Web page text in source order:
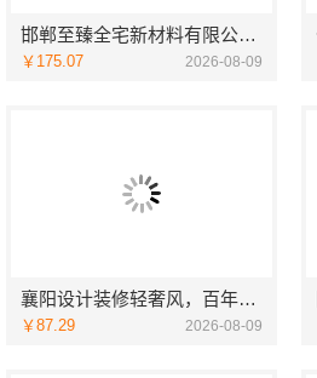
邯郸至臻全宅新材料有限公司，复兴智慧改造专家
￥175.07 2026-08-09
襄阳设计装修轻奢风，百年米莱空间美学装饰材料有限公司精致之选
￥87.29 2026-08-09